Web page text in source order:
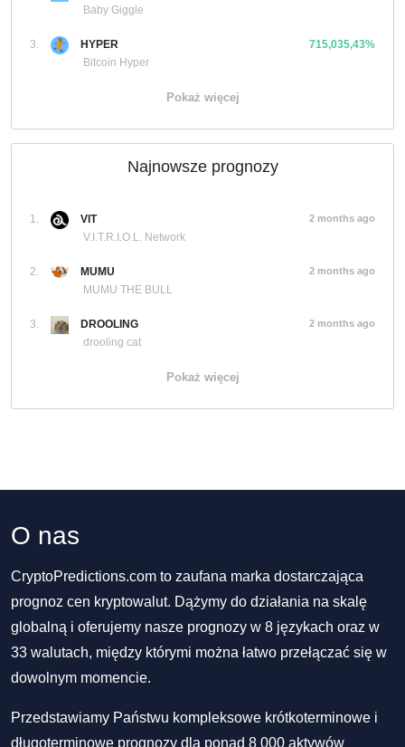
Baby Giggle
3.
HYPER
Bitcoin Hyper
715,035,43%
Pokaż więcej
Najnowsze prognozy
1.
VIT
V.I.T.R.I.O.L. Network
2 months ago
2.
MUMU
MUMU THE BULL
2 months ago
3.
DROOLING
drooling cat
2 months ago
Pokaż więcej
O nas
CryptoPredictions.com to zaufana marka dostarczająca
prognoz cen kryptowalut. Dążymy do działania na skalę
globalną i oferujemy nasze prognozy w 8 językach oraz w
33 walutach, między którymi można łatwo przełączać się w
dowolnym momencie.
Przedstawiamy Państwu kompleksowe krótkoterminowe i
długoterminowe prognozy dla ponad 8 000 aktywów